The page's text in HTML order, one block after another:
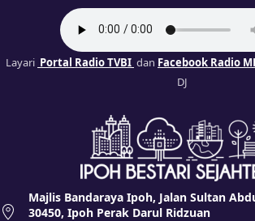
Layari Portal Radio TVBI dan Facebook Radio
DJ
Majlis Bandaraya Ipoh, Jalan Sultan
30450, Ipoh Perak Darul Ridzuan